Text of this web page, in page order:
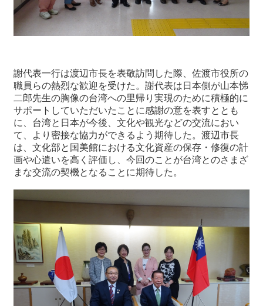
の
リ
ン
ク
ホ
ー
ム
マ
ッ
プ
謝代表一行は渡辺市長を表敬訪問した際、佐渡市役所の
職員らの熱烈な歓迎を受けた。謝代表は日本側が山本悌
二郎先生の胸像の台湾への里帰り実現のために積極的に
サポートしていただいたことに感謝の意を表すととも
に、台湾と日本が今後、文化や観光などの交流におい
て、より密接な協力ができるよう期待した。渡辺市長
は、文化部と国美館における文化資産の保存・修復の計
画や心遣いを高く評価し、今回のことが台湾とのさまざ
まな交流の契機となることに期待した。